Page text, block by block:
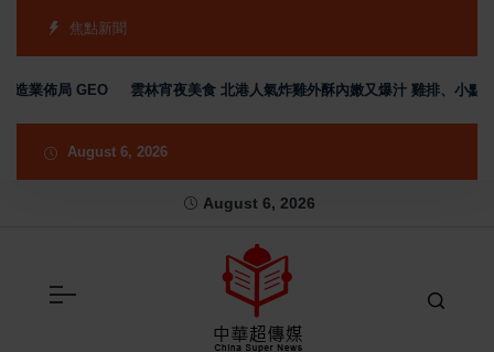
焦點新聞
佈局 GEO 雲林宵夜美食 北港人氣炸雞外酥內嫩又爆汁 雞排、小點、飲
August 6, 2026
August 6, 2026